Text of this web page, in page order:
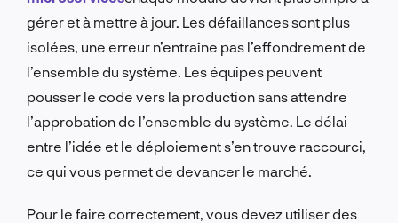
gérer et à mettre à jour. Les défaillances sont plus
isolées, une erreur n’entraîne pas l’effondrement de
l’ensemble du système. Les équipes peuvent
pousser le code vers la production sans attendre
l’approbation de l’ensemble du système. Le délai
entre l’idée et le déploiement s’en trouve raccourci,
ce qui vous permet de devancer le marché.
Pour le faire correctement, vous devez utiliser des